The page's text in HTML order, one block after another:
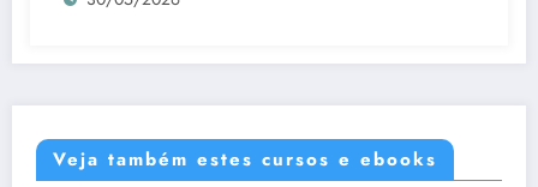
Veja também estes cursos e ebooks